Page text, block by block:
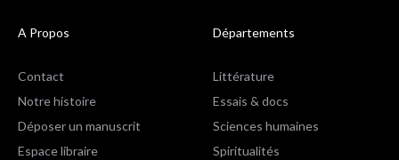
A Propos
Contact
Notre histoire
Déposer un manuscrit
Espace libraire
Départements
Littérature
Essais & docs
Sciences humaines
Spiritualités